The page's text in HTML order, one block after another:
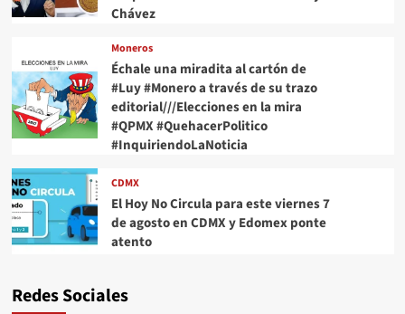
Chávez
Moneros
Échale una miradita al cartón de
#Luy #Monero a través de su trazo
editorial///Elecciones en la mira
#QPMX #QuehacerPolitico
#InquiriendoLaNoticia
CDMX
El Hoy No Circula para este viernes 7
de agosto en CDMX y Edomex ponte
atento
Redes Sociales